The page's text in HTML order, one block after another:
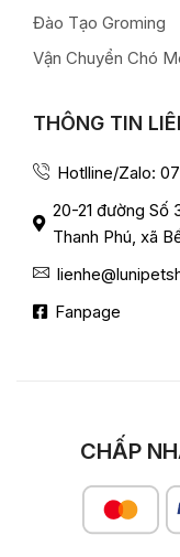
Đào Tạo Groming
Vận Chuyển Chó
THÔNG TIN
Hotlline/Zalo:
20-21 đường Số
Thanh Phú, xã
Fanpage
CHẤP